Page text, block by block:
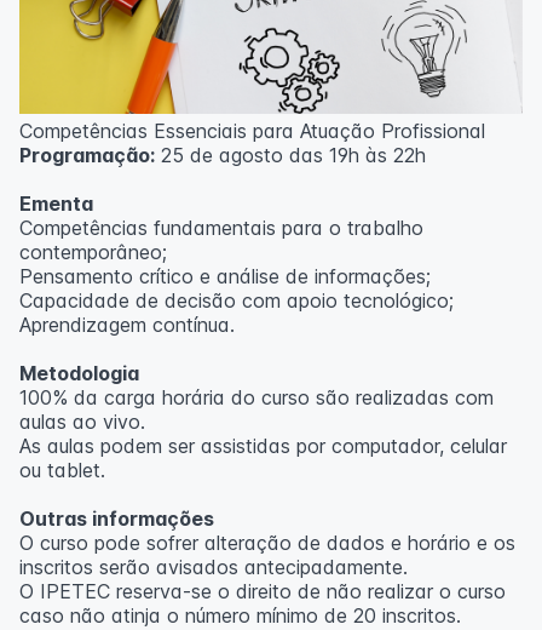
Competências Essenciais para Atuação Profissional
Programação: 25 de agosto das 19h às 22h
Ementa
Competências fundamentais para o trabalho
contemporâneo;
Pensamento crítico e análise de informações;
Capacidade de decisão com apoio tecnológico;
Aprendizagem contínua.
Metodologia
100% da carga horária do curso são realizadas com
aulas ao vivo.
As aulas podem ser assistidas por computador, celular
ou tablet.
Outras informações
O curso pode sofrer alteração de dados e horário e os
inscritos serão avisados ​​antecipadamente.
O IPETEC reserva-se o direito de não realizar o curso
caso não atinja o número mínimo de 20 inscritos.